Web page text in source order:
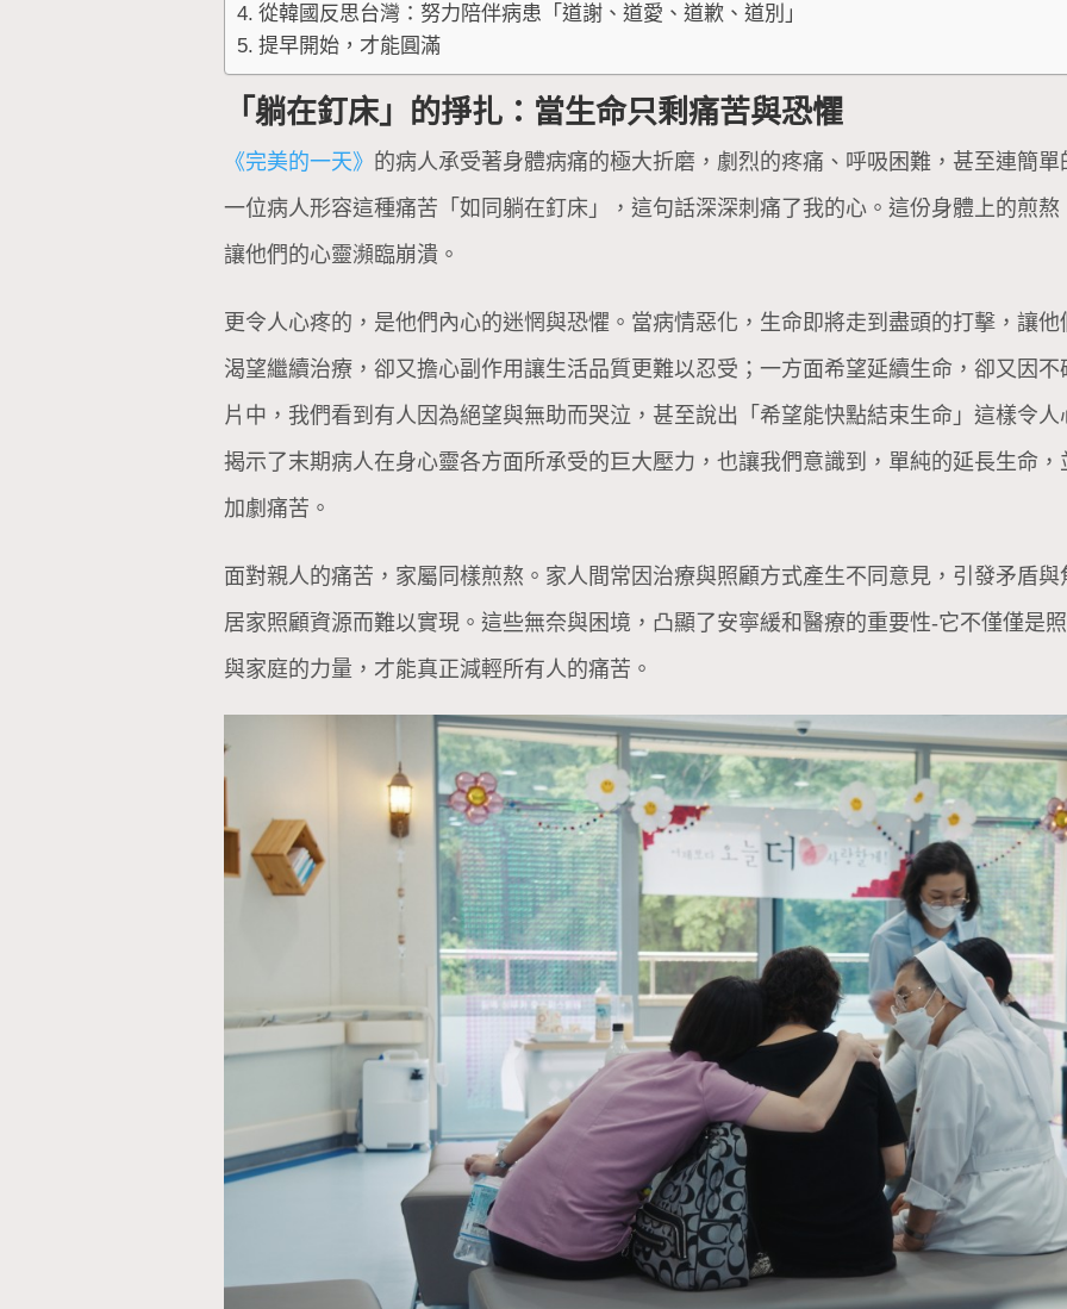
從韓國反思台灣：努力陪伴病患「道謝、道愛、道歉、道別」
提早開始，才能圓滿
「躺在釘床」的掙扎：當生命只剩痛苦與恐懼
《完美的一天》 的病人承受著身體病痛的極大折磨，劇烈的疼痛、呼吸困難，甚至連簡
一位病人形容這種痛苦「如同躺在釘床」，這句話深深刺痛了我的心。這份身體上的煎
讓他們的心靈瀕臨崩潰。
更令人心疼的，是他們內心的迷惘與恐懼。當病情惡化，生命即將走到盡頭的打擊，讓
渴望繼續治療，卻又擔心副作用讓生活品質更難以忍受；一方面希望延續生命，卻又因
片中，我們看到有人因為絕望與無助而哭泣，甚至說出「希望能快點結束生命」這樣令
揭示了末期病人在身心靈各方面所承受的巨大壓力，也讓我們意識到，單純的延長生命
加劇痛苦。
面對親人的痛苦，家屬同樣煎熬。家人間常因治療與照顧方式產生不同意見，引發矛盾
居家照顧資源而難以實現。這些無奈與困境，凸顯了安寧緩和醫療的重要性-它不僅僅是
與家庭的力量，才能真正減輕所有人的痛苦。